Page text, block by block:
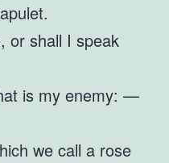
or shall I speak
is my enemy: —
we call a rose